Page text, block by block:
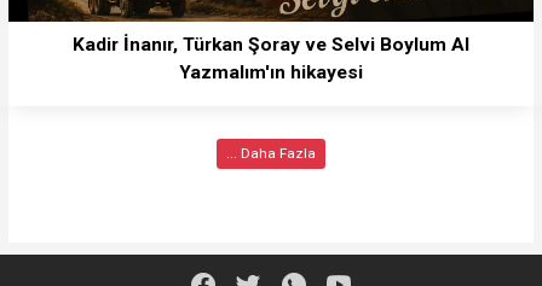
Kadir İnanır, Türkan Şoray ve Selvi Boylum Al
Yazmalım'ın hikayesi
... Daha Fazla